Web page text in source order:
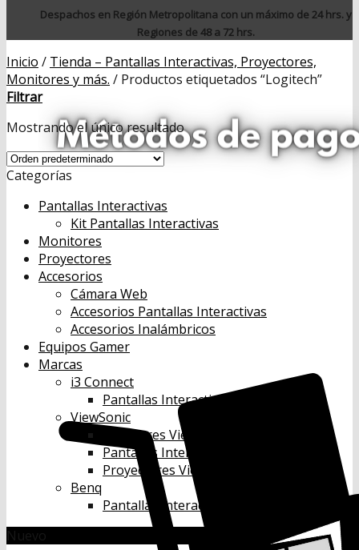
Despachos en Región Metropolitana con un máximo de 24 hrs. y
Regiones de 48 a 72 hrs.
Inicio / Tienda – Pantallas Interactivas, Proyectores,
Monitores y más. / Productos etiquetados “Logitech”
Filtrar
Mostrando el único resultado
Categorías
Pantallas Interactivas
Kit Pantallas Interactivas
Monitores
Proyectores
Accesorios
Cámara Web
Accesorios Pantallas Interactivas
Accesorios Inalámbricos
Equipos Gamer
Marcas
i3 Connect
Pantallas Interactivas i3 Connect
ViewSonic
Monitores Viewsonic
Pantallas Interactivas Viewsonic
Proyectores Viewsonic
Benq
Pantallas Interactivas Benq